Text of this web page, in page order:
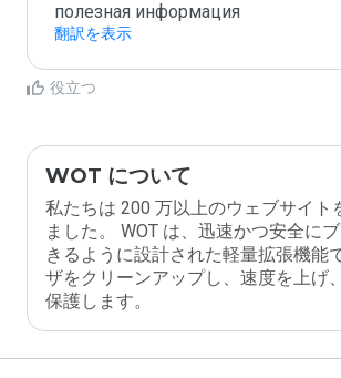
полезная информация
翻訳を表示
役立つ
WOT について
私たちは 200 万以上のウェブサイト
ました。 WOT は、迅速かつ安全に
きるように設計された軽量拡張機能
ザをクリーンアップし、速度を上げ
保護します。